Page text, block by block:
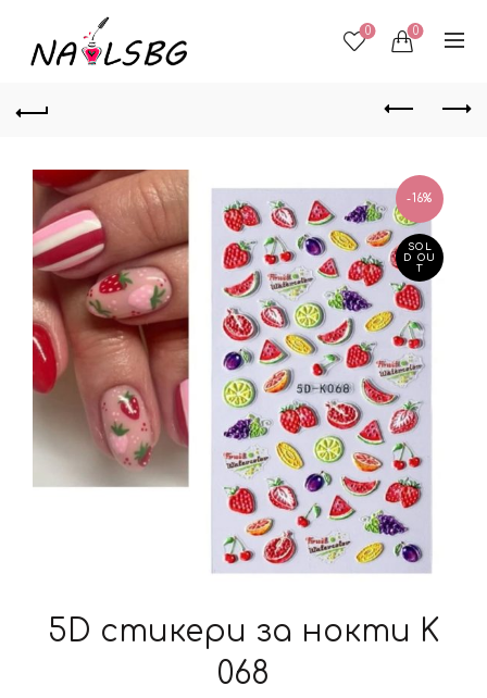
0 0
-16%
SOL
D OU
T
5D стикери за нокти K
068